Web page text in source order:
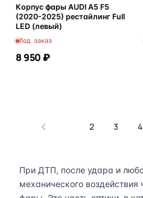
Корпус фары AUDI A5 F5
(2020-2025) рестайлинг Full
LED (левый)
Под заказ
8 950 ₽
2 3 4
При ДТП, после удара и
механического воздействия